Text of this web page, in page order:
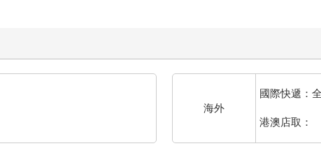
海外
國際快遞：
港澳店取：